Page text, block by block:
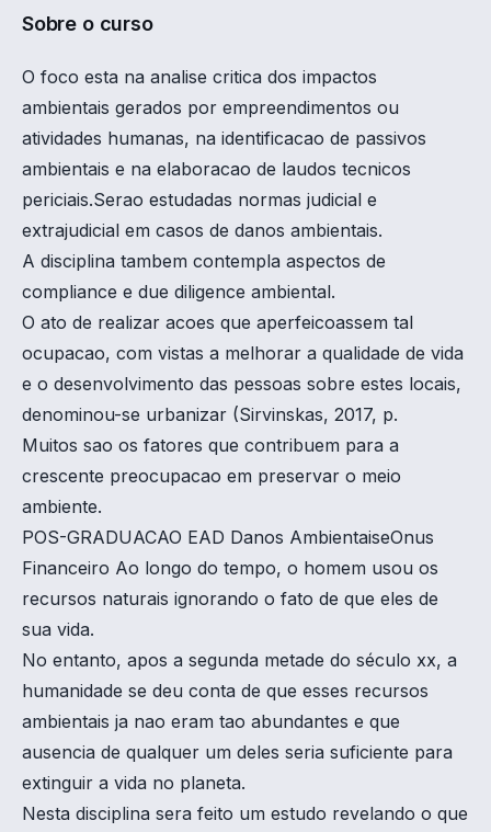
Sobre o curso
O foco esta na analise critica dos impactos
ambientais gerados por empreendimentos ou
atividades humanas, na identificacao de passivos
ambientais e na elaboracao de laudos tecnicos
periciais.Serao estudadas normas judicial e
extrajudicial em casos de danos ambientais.
A disciplina tambem contempla aspectos de
compliance e due diligence ambiental.
O ato de realizar acoes que aperfeicoassem tal
ocupacao, com vistas a melhorar a qualidade de vida
e o desenvolvimento das pessoas sobre estes locais,
denominou-se urbanizar (Sirvinskas, 2017, p.
Muitos sao os fatores que contribuem para a
crescente preocupacao em preservar o meio
ambiente.
POS-GRADUACAO EAD Danos AmbientaiseOnus
Financeiro Ao longo do tempo, o homem usou os
recursos naturais ignorando o fato de que eles de
sua vida.
No entanto, apos a segunda metade do século xx, a
humanidade se deu conta de que esses recursos
ambientais ja nao eram tao abundantes e que
ausencia de qualquer um deles seria suficiente para
extinguir a vida no planeta.
Nesta disciplina sera feito um estudo revelando o que